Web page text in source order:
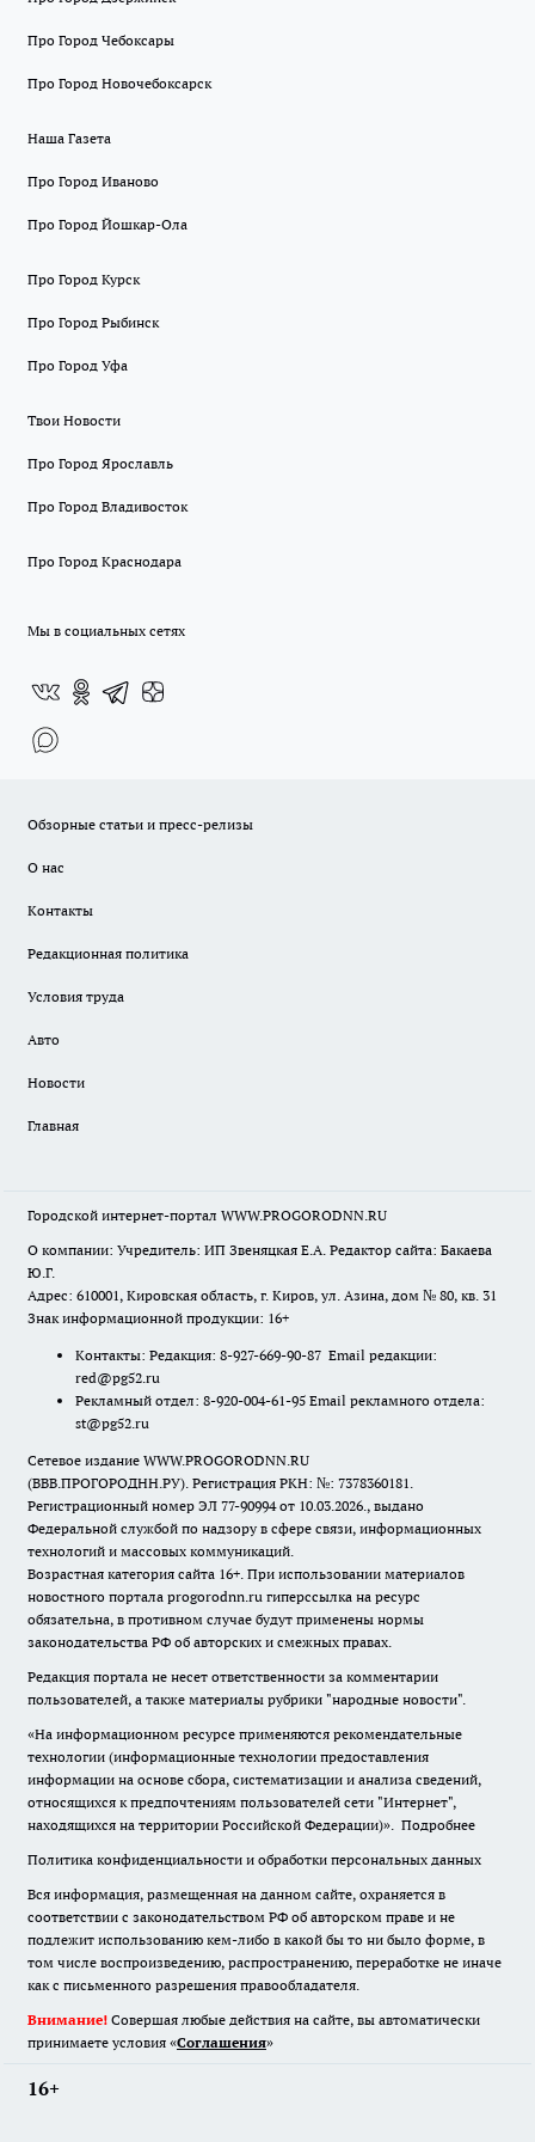
Про Город Чебоксары
Про Город Новочебоксарск
Наша Газета
Про Город Иваново
Про Город Йошкар-Ола
Про Город Курск
Про Город Рыбинск
Про Город Уфа
Твои Новости
Про Город Ярославль
Про Город Владивосток
Про Город Краснодара
Мы в социальных сетях
Обзорные статьи и пресс-релизы
О нас
Контакты
Редакционная политика
Условия труда
Авто
Новости
Главная
Городской интернет-портал WWW.PROGORODNN.RU
О компании: Учредитель: ИП Звеняцкая Е.А. Редактор сайта: Бакаева
Ю.Г.
Адрес: 610001, Кировская область, г. Киров, ул. Азина, дом № 80, кв. 31
Знак информационной продукции: 16+
Контакты: Редакция: 8-927-669-90-87 Email редакции:
red@pg52.ru
Рекламный отдел: 8-920-004-61-95 Email рекламного отдела:
st@pg52.ru
Сетевое издание WWW.PROGORODNN.RU
(ВВВ.ПРОГОРОДНН.РУ). Регистрация РКН: №: 7378360181.
Регистрационный номер ЭЛ 77-90994 от 10.03.2026., выдано
Федеральной службой по надзору в сфере связи, информационных
технологий и массовых коммуникаций.
Возрастная категория сайта 16+. При использовании материалов
новостного портала progorodnn.ru гиперссылка на ресурс
обязательна, в противном случае будут применены нормы
законодательства РФ об авторских и смежных правах.
Редакция портала не несет ответственности за комментарии
пользователей, а также материалы рубрики "народные новости".
«На информационном ресурсе применяются рекомендательные
технологии (информационные технологии предоставления
информации на основе сбора, систематизации и анализа сведений,
относящихся к предпочтениям пользователей сети "Интернет",
находящихся на территории Российской Федерации)». Подробнее
Политика конфиденциальности и обработки персональных данных
Вся информация, размещенная на данном сайте, охраняется в
соответствии с законодательством РФ об авторском праве и не
подлежит использованию кем-либо в какой бы то ни было форме, в
том числе воспроизведению, распространению, переработке не иначе
как с письменного разрешения правообладателя.
Внимание! Совершая любые действия на сайте, вы автоматически
принимаете условия «Cоглашения»
16+